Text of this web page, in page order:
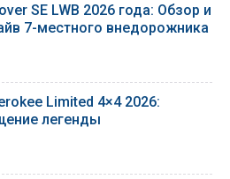
SE LWB 2026 года: Обзор и
7-местного внедорожника
Limited 4×4 2026:
легенды